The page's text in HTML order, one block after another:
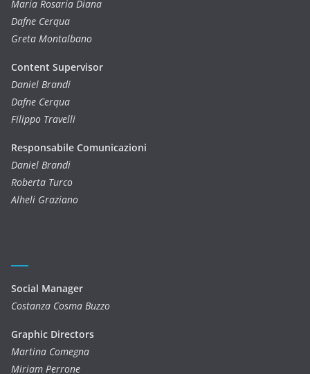
Maria Rosaria Diana
Dafne Cerqua
Greta Montalbano
Content Supervisor
Daniel Brandi
Dafne Cerqua
Filippo Travelli
Responsabile Comunicazioni
Daniel Brandi
Roberta Turco
Alheli Graziano
Social Manager
Costanza Cosma Buzzo
Graphic Directors
Martina Comegna
Miriam Perrone